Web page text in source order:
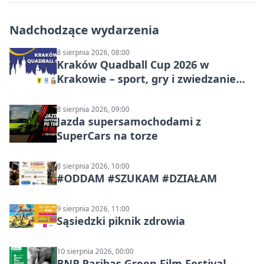
Nadchodzące wydarzenia
8 sierpnia 2026, 08:00
Kraków Quadball Cup 2026 w
Krakowie – sport, gry i zwiedzanie
8 sierpnia 2026, 09:00
Jazda supersamochodami z
SuperCars na torze
8 sierpnia 2026, 10:00
#ODDAM #SZUKAM #DZIAŁAM
9 sierpnia 2026, 11:00
Sąsiedzki piknik zdrowia
10 sierpnia 2026, 00:00